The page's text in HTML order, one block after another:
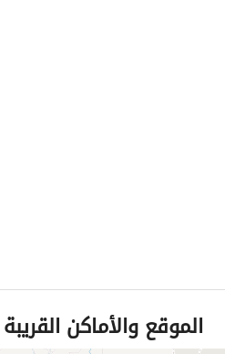
الموقع والأماكن القريبة